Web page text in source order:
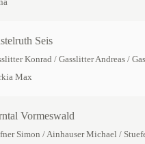
Seis
Konrad / Gasslitter Andreas /
Max
Vormeswald
Simon / Ainhauser Michael /